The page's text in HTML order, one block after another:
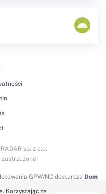
GPW/NC dostarcza Dom
sp. z o.o.
zastrzeżone
Korzystając ze